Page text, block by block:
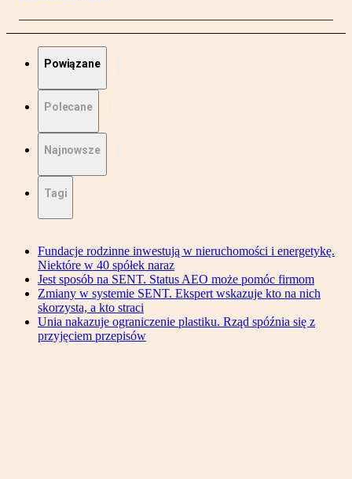
Powiązane
Polecane
Najnowsze
Tagi
Fundacje rodzinne inwestują w nieruchomości i energetykę.
Niektóre w 40 spółek naraz
Jest sposób na SENT. Status AEO może pomóc firmom
Zmiany w systemie SENT. Ekspert wskazuje kto na nich
skorzysta, a kto straci
Unia nakazuje ograniczenie plastiku. Rząd spóźnia się z
przyjęciem przepisów